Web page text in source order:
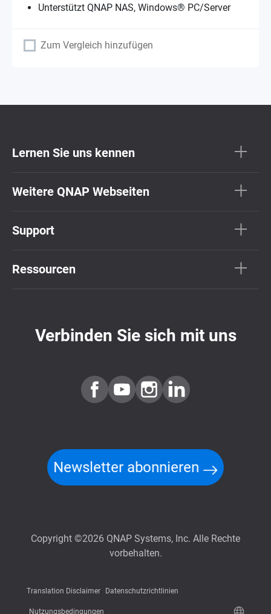
Unterstützt QNAP NAS, Windows® PC/Server
Zum Vergleich hinzufügen
Lernen Sie uns kennen
Weitere QNAP Webseiten
Support
Ressourcen
Verbinden Sie sich mit uns
Newsletter abonnieren
Copyright ©2026 QNAP Systems, Inc. Alle Rechte
vorbehalten.
Translation Disclaimer Datenschutzrichtlinien
Nutzungsbedingungen